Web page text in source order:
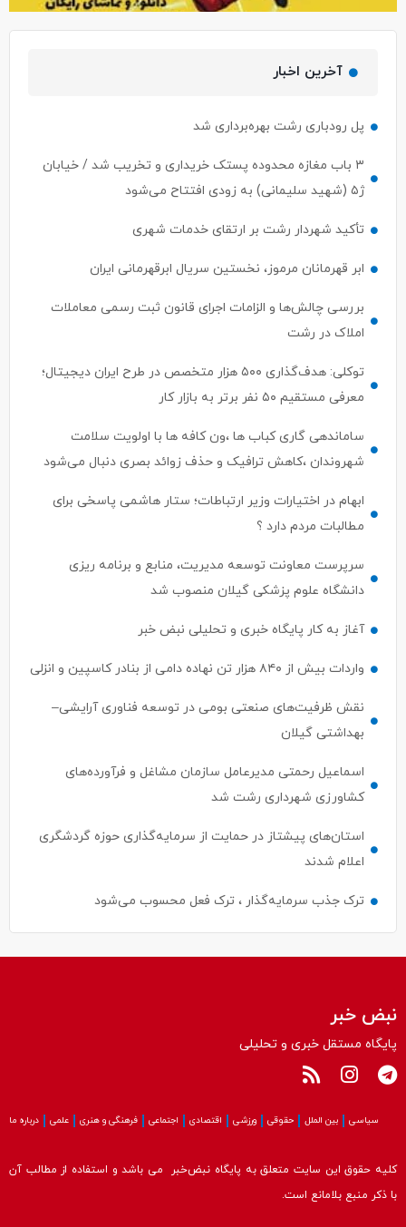
آخرین اخبار
پل رودباری رشت بهره‌برداری شد
۳ باب مغازه محدوده پستک خریداری و تخریب شد / خیابان
ژ۵ (شهید سلیمانی) به زودی افتتاح می‌شود
تأکید شهردار رشت بر ارتقای خدمات شهری
ابر قهرمانان مرموز، نخستین سریال ابرقهرمانی ایران
بررسی چالش‌ها و الزامات اجرای قانون ثبت رسمی معاملات
املاک در رشت
توکلی: هدف‌گذاری ۵۰۰ هزار متخصص در طرح ایران دیجیتال؛
معرفی مستقیم ۵۰ نفر برتر به بازار کار
ساماندهی گاری کباب ها ،ون کافه ها با اولویت سلامت
شهروندان ،کاهش ترافیک و حذف زوائد بصری دنبال می‌شود
ابهام در اختیارات وزیر ارتباطات؛ ستار هاشمی پاسخی برای
مطالبات مردم دارد ؟
سرپرست معاونت توسعه مدیریت، منابع و برنامه ریزی
دانشگاه علوم پزشکی گیلان منصوب شد
آغاز به کار پایگاه خبری و تحلیلی نبض خبر
واردات بیش از ۸۴۰ هزار تن نهاده دامی از بنادر كاسپین و انزلی
نقش ظرفیت‌های صنعتی بومی در توسعه فناوری آرایشی–
بهداشتی گیلان
اسماعیل رحمتی مدیرعامل سازمان مشاغل و فرآورده‌های
کشاورزی شهرداری رشت شد
استان‌های پیشتاز در حمایت از سرمایه‌گذاری حوزه گردشگری
اعلام شدند
ترک جذب سرمایه‌گذار ، ترک فعل محسوب می‌شود
نبض خبر
پایگاه مستقل خبری و تحلیلی
سیاسی بین الملل حقوقی ورزشی اقتصادی اجتماعی فرهنگی و هنری علمی درباره ما
کلیه حقوق این سایت متعلق به پایگاه نبض‌خبر می باشد و استفاده از مطالب آن
با ذکر منبع بلامانع است.